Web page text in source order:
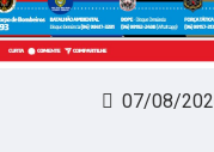
07/08/